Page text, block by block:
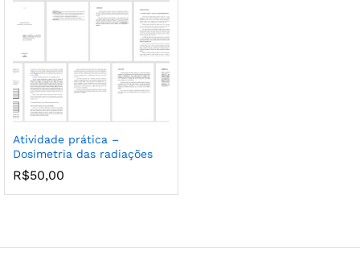
Atividade prática –
Dosimetria das radiações
R$50,00